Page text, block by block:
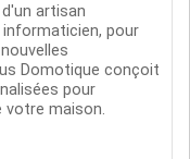
artisan
pour
Domotique conçoit
pour
maison.